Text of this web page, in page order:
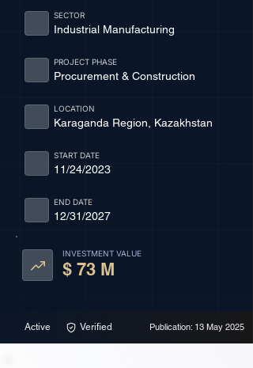
Industrial Manufacturing
SECTOR
Procurement & Construction
PROJECT PHASE
Karaganda Region, Kazakhstan
LOCATION
11/24/2023
START DATE
12/31/2027
END DATE
INVESTMENT VALUE
$ 73 M
Active Verified Publication: 13 May 2025